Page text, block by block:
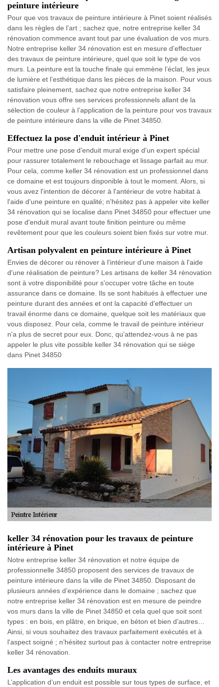
peinture intérieure
Pour que vos travaux de peinture intérieure à Pinet soient réalisés
dans les règles de l’art ; sachez que, notre entreprise keller 34
rénovation commence avant tout par une évaluation de vos murs.
Notre entreprise keller 34 rénovation est en mesure d’effectuer
des travaux de peinture intérieure, quel que soit le type de vos
murs. La peinture est la touche finale qui emmène l’éclat, les jeux
de lumière et l’esthétique dans les pièces de la maison. Pour vous
satisfaire pleinement, sachez que notre entreprise keller 34
rénovation vous offre ses services professionnels allant de la
sélection de couleur à l’application de la peinture pour vos travaux
de peinture intérieure dans la ville de Pinet 34850.
Effectuez la pose d'enduit intérieur à Pinet
Pour mettre une pose d'enduit mural exige d'un expert spécial
pour rassurer totalement le rebouchage et lissage parfait au mur.
Pour cela, comme keller 34 rénovation est un professionnel dans
ce domaine et est toujours disponible à tout le moment. Alors, si
vous avez l'intention de décorer à l'antérieur de votre habitat à
l'aide d'une peinture en qualité; n'hésitez pas à appeler vite keller
34 rénovation qui se localise dans Pinet 34850 pour effectuer une
pose d'enduit mural avant toute finition peinture ou même
revêtement pour que les couleurs soient bien fixés sur votre mur.
Artisan polyvalent en peinture intérieure à Pinet
Envies de décorer ou rénover à l'intérieur d'une maison à l'aide
d'une réalisation de peinture? Les artisans de keller 34 rénovation
sont à votre disponibilité pour s'occuper votre tâche en toute
assurance dans ce domaine. Ils se sont habitués à effectuer une
peinture durant des années et ont la capacité d'effectuer un
travail énorme dans ce domaine, quelque soit les matériaux que
vous disposez. Pour cela, comme le travail de peinture intérieur
n'a plus de secret pour eux. Donc, qu’attendez-vous à ne pas
appeler le plus vite possible keller 34 rénovation qui se siège
dans Pinet 34850
keller 34 rénovation pour les travaux de peinture
intérieure à Pinet
Notre entreprise keller 34 rénovation et notre équipe de
professionnelle 34850 proposent des services de travaux de
peinture intérieure dans la ville de Pinet 34850. Disposant de
plusieurs années d’expérience dans le domaine ; sachez que
notre entreprise keller 34 rénovation est en mesure de peindre
vos murs dans la ville de Pinet 34850 et cela quel que soit sont
types : en bois, en plâtre, en brique, en béton et bien d’autres…
Ainsi, si vous souhaitez des travaux parfaitement exécutés et à
l'aspect soigné ; n’hésitez surtout pas à contacter notre entreprise
keller 34 rénovation.
Les avantages des enduits muraux
L’application d’un enduit est possible sur tous types de surface, et